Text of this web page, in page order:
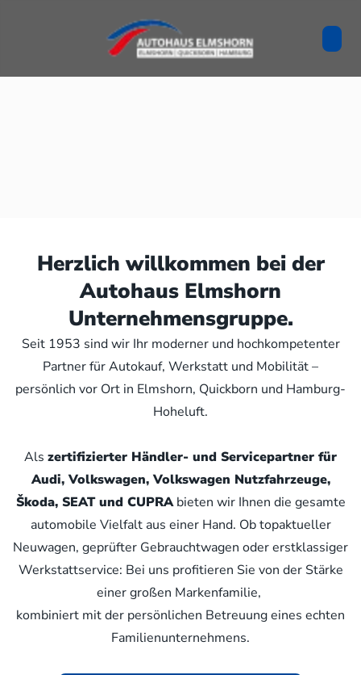
Herzlich willkommen bei der
Autohaus Elmshorn
Unternehmensgruppe.
Seit 1953 sind wir Ihr moderner und hochkompetenter
Partner für Autokauf, Werkstatt und Mobilität –
persönlich vor Ort in Elmshorn, Quickborn und Hamburg-
Hoheluft.
Als zertifizierter Händler- und Servicepartner für
Audi, Volkswagen, Volkswagen Nutzfahrzeuge,
Škoda, SEAT und CUPRAbieten wir Ihnen die gesamte
automobile Vielfalt aus einer Hand. Ob topaktueller
Neuwagen, geprüfter Gebrauchtwagen oder erstklassiger
Werkstattservice: Bei uns profitieren Sie von der Stärke
einer großen Markenfamilie,
kombiniert mit der persönlichen Betreuung eines echten
Familienunternehmens.